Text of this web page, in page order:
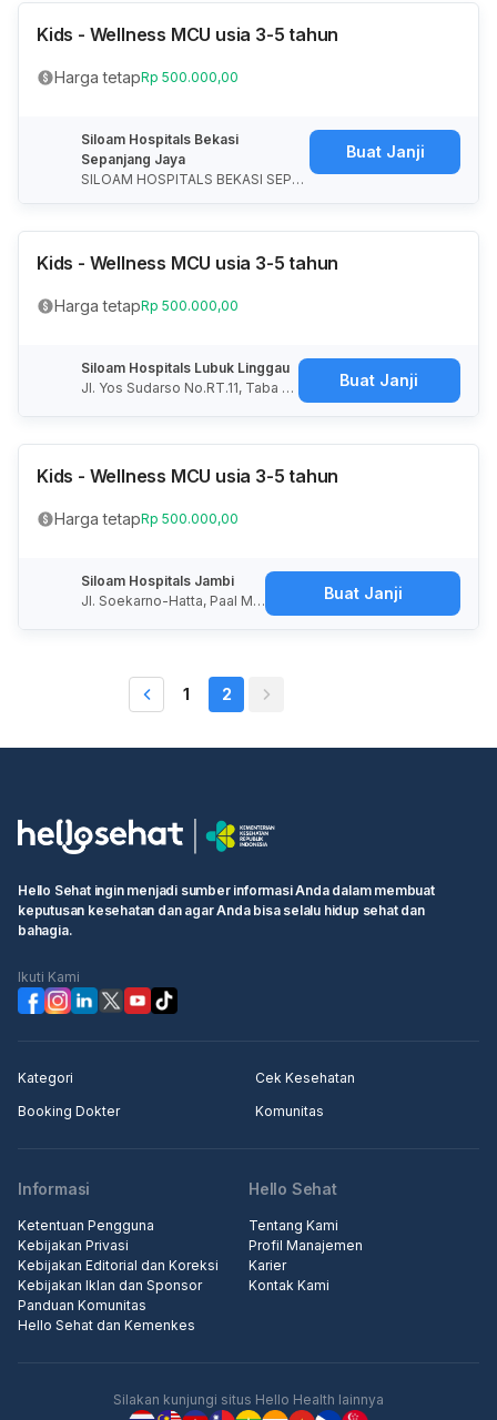
Kids - Wellness MCU usia 3-5 tahun
Harga tetapRp 500.000,00
Siloam Hospitals Bekasi
Sepanjang Jaya
SILOAM HOSPITALS BEKASI SEPAN
Buat Janji
Kids - Wellness MCU usia 3-5 tahun
Harga tetapRp 500.000,00
Siloam Hospitals Lubuk Linggau
Jl. Yos Sudarso No.RT.11, Taba J
a Selatan 31613
Buat Janji
Kids - Wellness MCU usia 3-5 tahun
Harga tetapRp 500.000,00
Siloam Hospitals Jambi
Jl. Soekarno-Hatta, Paal Me
Buat Janji
1 2
Hello Sehat ingin menjadi sumber informasi Anda dalam membuat
keputusan kesehatan dan agar Anda bisa selalu hidup sehat dan
bahagia.
Ikuti Kami
Kategori
Cek Kesehatan
Booking Dokter
Komunitas
Informasi
Ketentuan Pengguna
Kebijakan Privasi
Kebijakan Editorial dan Koreksi
Kebijakan Iklan dan Sponsor
Panduan Komunitas
Hello Sehat dan Kemenkes
Hello Sehat
Tentang Kami
Profil Manajemen
Karier
Kontak Kami
Silakan kunjungi situs Hello Health lainnya